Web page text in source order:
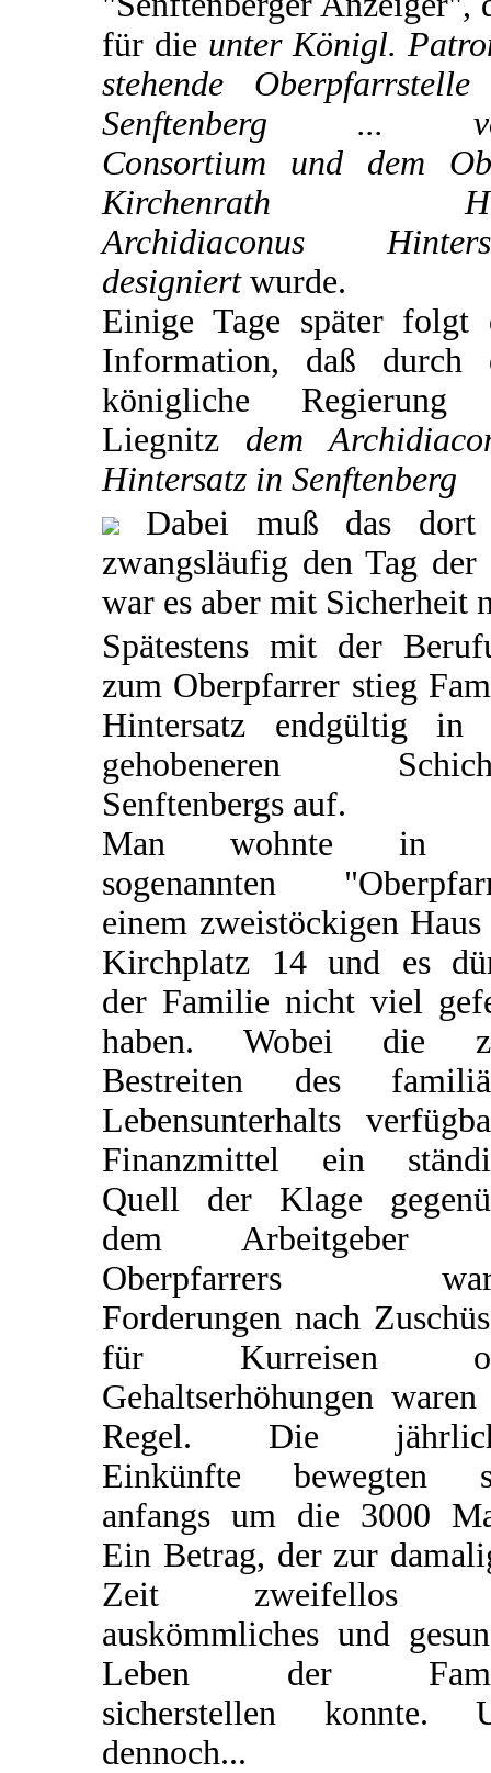
für die unter Königl.
stehende
Senftenberg ...
Consortium und dem
Kirchenrath
Archidiaconus
designiertwurde.
Einige Tage später folgt
Information, daß durch
königliche Regierung
Liegnitz dem
Hintersatz in Senftenberg
Dabei muß das dort
zwangsläufig den Tag
war es aber mit Sicherheit
Spätestens mit der
zum Oberpfarrer stieg
Hintersatz endgültig in
gehobeneren
Senftenbergs auf.
Man wohnte in
sogenannten
einem zweistöckigen Haus
Kirchplatz 14 und es
der Familie nicht viel
haben. Wobei die
Bestreiten des
Lebensunterhalts
Finanzmittel ein
Quell der Klage
dem Arbeitgeber
Oberpfarrers
Forderungen nach
für Kurreisen
Gehaltserhöhungen
Regel. Die
Einkünfte bewegten
anfangs um die 3000
Ein Betrag, der zur
Zeit zweifellos
auskömmliches und
Leben der
sicherstellen konnte.
dennoch...